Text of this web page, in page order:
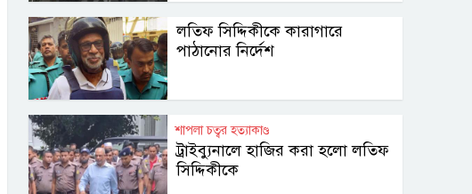
লতিফ সিদ্দিকীকে কারাগারে
পাঠানোর নির্দেশ
শাপলা চত্বর হত্যাকাণ্ড
ট্রাইব্যুনালে হাজির করা হলো লতিফ
সিদ্দিকীকে